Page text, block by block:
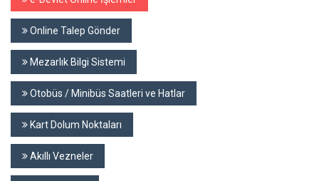
Online Talep Gönder
Mezarlık Bilgi Sistemi
Otobüs / Minibüs Saatleri ve Hatlar
Kart Dolum Noktaları
Akıllı Vezneler